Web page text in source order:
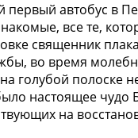
автобус в
все те,
священник
во время
голубой полоске
настоящее чудо
на